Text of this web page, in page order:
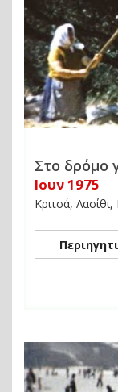
Στο δρόμο
Ιουν 1975
Κριτσά,